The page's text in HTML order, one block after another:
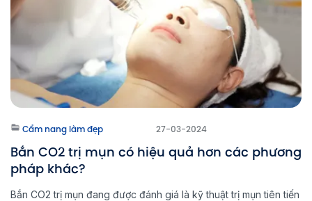
Cẩm nang làm đẹp 27-03-2024
Bắn CO2 trị mụn có hiệu quả hơn các phương
pháp khác?
Bắn CO2 trị mụn đang được đánh giá là kỹ thuật trị mụn tiên tiến